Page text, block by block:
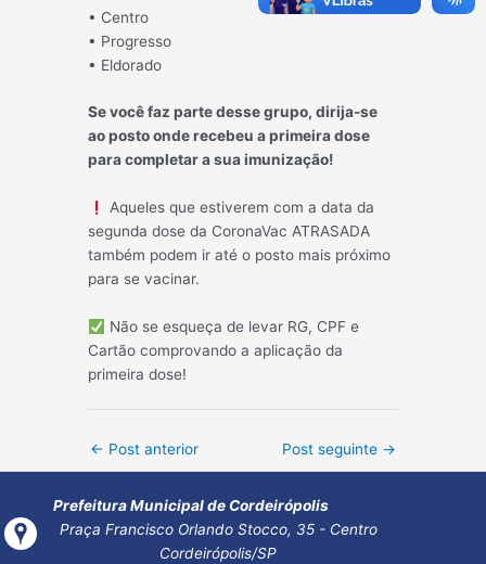
• Centro
• Progresso
• Eldorado
Se você faz parte desse grupo, dirija-se
ao posto onde recebeu a primeira dose
para completar a sua imunização!
Aqueles que estiverem com a data da
segunda dose da CoronaVac ATRASADA
também podem ir até o posto mais próximo
para se vacinar.
Não se esqueça de levar RG, CPF e
Cartão comprovando a aplicação da
primeira dose!
Post
← Post anterior Post seguinte →
Prefeitura Municipal de Cordeirópolis
Praça Francisco Orlando Stocco, 35 - Centro
Cordeirópolis/SP